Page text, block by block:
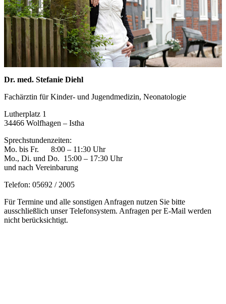
Dr. med. Stefanie Diehl
Fachärztin für Kinder- und Jugendmedizin, Neonatologie
Lutherplatz 1
34466 Wolfhagen – Istha
Sprechstundenzeiten:
Mo. bis Fr. 8:00 – 11:30 Uhr
Mo., Di. und Do. 15:00 – 17:30 Uhr
und nach Vereinbarung
Telefon: 05692 / 2005
Für Termine und alle sonstigen Anfragen nutzen Sie bitte
ausschließlich unser Telefonsystem. Anfragen per E-Mail werden
nicht berücksichtigt.